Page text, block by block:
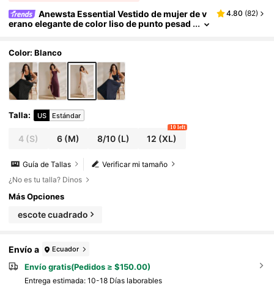
Anewsta Essential Vestido de mujer de v
erano elegante de color liso de punto pesad
4.80 (82)
Color: Blanco
Talla: US Estándar
4 (S) 6 (M) 8/10(L) 12 (XL)
10 left
Verificar mi tamaño
Guía de Tallas
¿No es tu talla? Dinos
Más Opciones
escote cuadrado
Envío a Ecuador
Envío gratis(Pedidos ≥ $150.00)
Entrega estimada: 10-18 Días laborables